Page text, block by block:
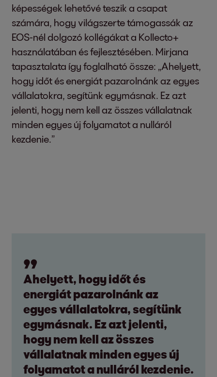
képességek lehetővé teszik a csapat
számára, hogy világszerte támogassák az
EOS-nél dolgozó kollégákat a Kollecto+
használatában és fejlesztésében. Mirjana
tapasztalata így foglalható össze: „Ahelyett,
hogy időt és energiát pazarolnánk az egyes
vállalatokra, segítünk egymásnak. Ez azt
jelenti, hogy nem kell az összes vállalatnak
minden egyes új folyamatot a nulláról
kezdenie.”
Ahelyett, hogy időt és
energiát pazarolnánk az
egyes vállalatokra, segítünk
egymásnak. Ez azt jelenti,
hogy nem kell az összes
vállalatnak minden egyes új
folyamatot a nulláról kezdenie.